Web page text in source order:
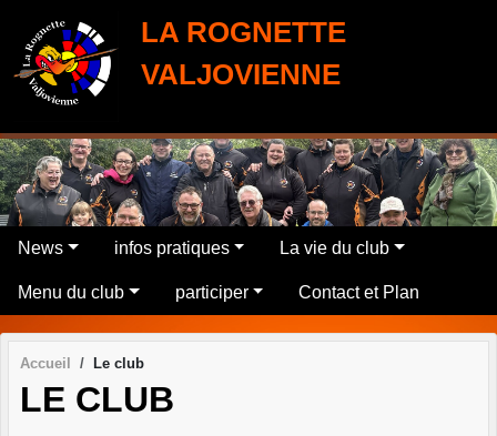
LA ROGNETTE
VALJOVIENNE
News infos pratiques La vie du club
Menu du club participer Contact et Plan
Accueil Le club
LE CLUB